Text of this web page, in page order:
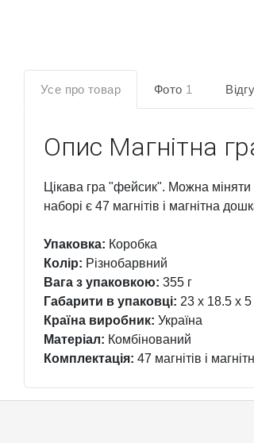
Усе про товар Фото 1
Опис Магнітна
Цікава гра "фейсик". Можна міняти
наборі є 47 магнітів і магнітна
Упаковка: Коробка
Колір: Різнобарвний
Вага з упаковкою: 355 г
Габарити в упаковці: 23 x 18.5 x
Країна виробник: Україна
Матеріал: Комбінований
Комплектація: 47 магнітів і